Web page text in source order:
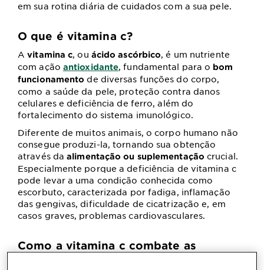
em sua rotina diária de cuidados com a sua pele.
O que é vitamina c?
Avitamina c, ou ácido ascórbico, é um nutriente
com ação antioxidante, fundamental para o bom
funcionamento de diversas funções do corpo,
como a saúde da pele, proteção contra danos
celulares e deficiência de ferro, além do
fortalecimento do sistema imunológico.
Diferente de muitos animais, o corpo humano não
consegue produzi-la, tornando sua obtenção
através daalimentação ou suplementação crucial.
Especialmente porque a deficiência de vitamina c
pode levar a uma condição conhecida como
escorbuto, caracterizada por fadiga, inflamação
das gengivas, dificuldade de cicatrização e, em
casos graves, problemas cardiovasculares.
Como a vitamina c combate as